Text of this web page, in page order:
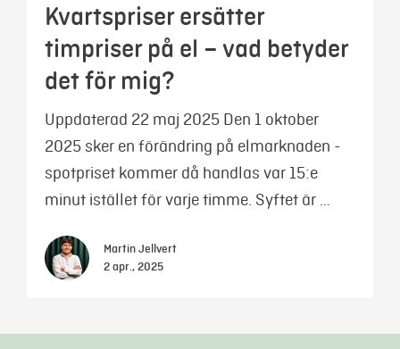
Kvartspriser ersätter
timpriser på el – vad betyder
det för mig?
Uppdaterad 22 maj 2025 Den 1 oktober
2025 sker en förändring på elmarknaden -
spotpriset kommer då handlas var 15:e
minut istället för varje timme. Syftet är …
Martin Jellvert
2 apr., 2025